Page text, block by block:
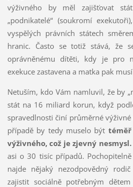
výživného by měl zajišťovat
„podnikatelé“ (soukromí
vyspělých právních státech
hranic. Často se totiž stává, že
oprávněnému dítěti, kdy je pro
exekuce zastavena a matka pak
Netuším, kdo Vám namluvil, že by
stát na 16 miliard korun, když
spravedlnosti činí průměrné
případě by tedy muselo být
výživného, což je zjevný nesmysl.
asi o 30 tisíc případů.
najde nějaký nezodpovědný
zajistit sociálně potřebným